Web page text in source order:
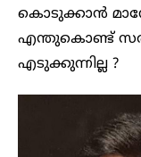
കൊടുക്കാൻ
എന്തുകൊണ്ട്
എടുക്കുന്നില്ല ?